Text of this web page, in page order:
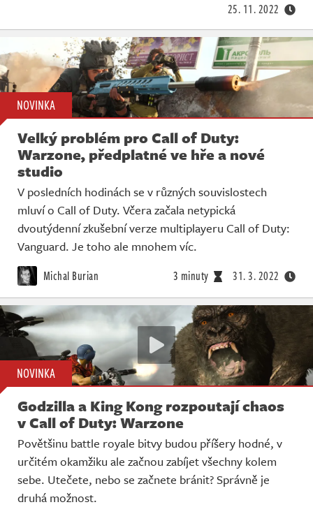
25. 11. 2022
NOVINKA
Velký problém pro Call of Duty:
Warzone, předplatné ve hře a nové
studio
V posledních hodinách se v různých souvislostech
mluví o Call of Duty. Včera začala netypická
dvoutýdenní zkušební verze multiplayeru Call of Duty:
Vanguard. Je toho ale mnohem víc.
Michal Burian 3 minuty 31. 3. 2022
NOVINKA
Godzilla a King Kong rozpoutají chaos
v Call of Duty: Warzone
Povětšinu battle royale bitvy budou příšery hodné, v
určitém okamžiku ale začnou zabíjet všechny kolem
sebe. Utečete, nebo se začnete bránit? Správně je
druhá možnost.